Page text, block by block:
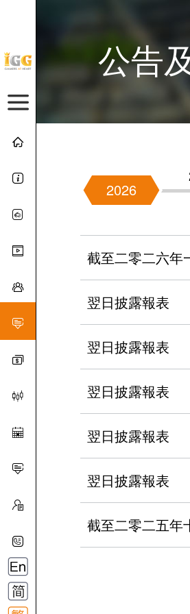
公告
2026
截至二零二六年
翌日披露報表
翌日披露報表
翌日披露報表
翌日披露報表
翌日披露報表
截至二零二五年